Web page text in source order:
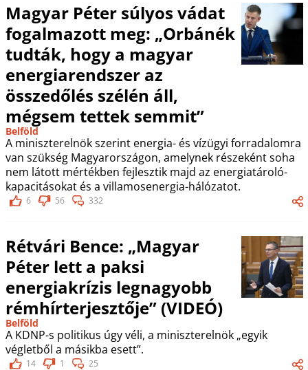
Magyar Péter súlyos vádat
fogalmazott meg: „Orbánék
tudták, hogy a magyar
energiarendszer az
összedőlés szélén áll,
mégsem tettek semmit”
Belföld
A miniszterelnök szerint energia- és vízügyi forradalomra
van szükség Magyarországon, amelynek részeként soha
nem látott mértékben fejlesztik majd az energiatároló-
kapacitásokat és a villamosenergia-hálózatot.
6 56 332
Rétvári Bence: „Magyar
Péter lett a paksi
energiakrízis legnagyobb
rémhírterjesztője” (VIDEÓ)
Belföld
A KDNP-s politikus úgy véli, a miniszterelnök „egyik
végletből a másikba esett”.
14 1 25